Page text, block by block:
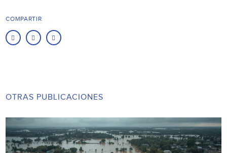
COMPARTIR
OTRAS PUBLICACIONES